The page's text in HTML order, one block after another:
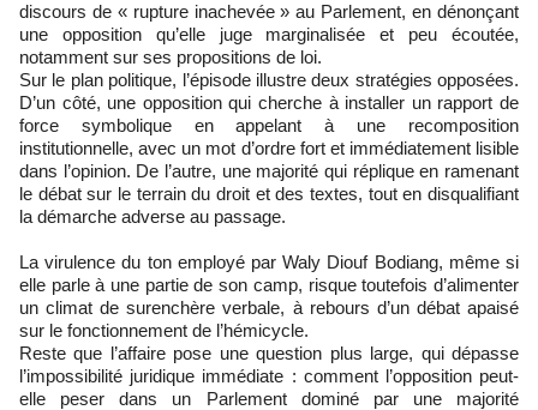
discours de « rupture inachevée » au Parlement, en dénonçant
une opposition qu’elle juge marginalisée et peu écoutée,
notamment sur ses propositions de loi.
Sur le plan politique, l’épisode illustre deux stratégies opposées.
D’un côté, une opposition qui cherche à installer un rapport de
force symbolique en appelant à une recomposition
institutionnelle, avec un mot d’ordre fort et immédiatement lisible
dans l’opinion. De l’autre, une majorité qui réplique en ramenant
le débat sur le terrain du droit et des textes, tout en disqualifiant
la démarche adverse au passage.
La virulence du ton employé par Waly Diouf Bodiang, même si
elle parle à une partie de son camp, risque toutefois d’alimenter
un climat de surenchère verbale, à rebours d’un débat apaisé
sur le fonctionnement de l’hémicycle.
Reste que l’affaire pose une question plus large, qui dépasse
l’impossibilité juridique immédiate : comment l’opposition peut-
elle peser dans un Parlement dominé par une majorité